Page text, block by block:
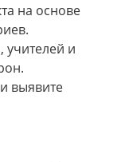
на основе
учителей и
выявите